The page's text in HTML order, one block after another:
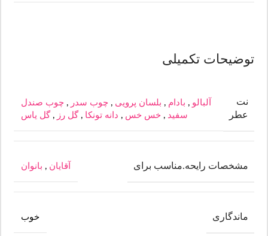
توضیحات تکمیلی
نت
عطر
آلبالو , بادام , بلسان پرویی , چوب سدر , چوب صندل
سفید , خس خس , دانه تونکا , گل رز , گل یاس
مشخصات رایحه.مناسب برای آقایان , بانوان
ماندگاری خوب